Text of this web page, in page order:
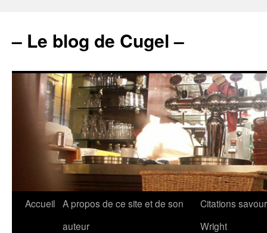
– Le blog de Cugel –
Accueil A propos de ce site et de son
auteur
Citations
Wright